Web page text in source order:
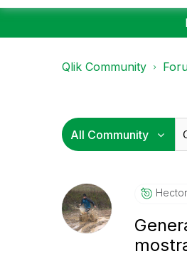
Qlik Community